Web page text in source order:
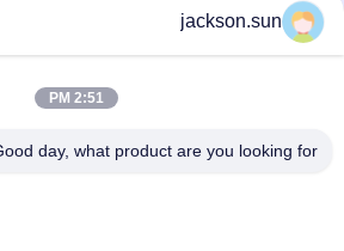
القماش في مهب الغبار اختبار الوجه واقية
jackson.sun
2:51 PM
day, what product are you looking for?